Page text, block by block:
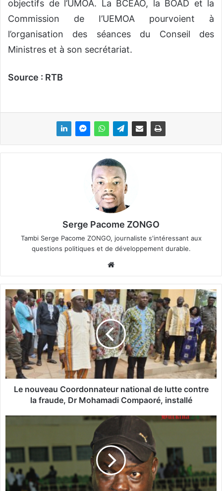
objectifs de l’UMOA. La BCEAO, la BOAD et la
Commission de I’UEMOA pourvoient à
l’organisation des séances du Conseil des
Ministres et à son secrétariat.
Source : RTB
Serge Pacome ZONGO
Tambi Serge Pacome ZONGO, journaliste s'intéressant aux
questions politiques et de développement durable.
bsi
te
L
e
o
u
v
e
a
u
n
n
a
t
Le nouveau Coordonnateur national de lutte contre
la fraude, Dr Mohamadi Compaoré, installé
A
-
B
U